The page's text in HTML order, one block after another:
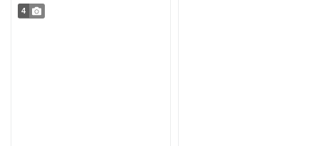
4